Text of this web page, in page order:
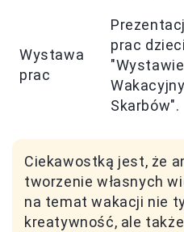
Wystawa
prac
prac
"Wystawie
Skarbów".
Ciekawostką jest, że
tworzenie własnych
na temat wakacji nie
kreatywność, ale